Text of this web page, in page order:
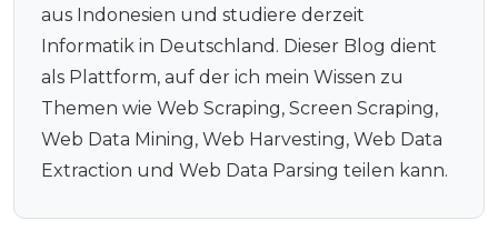
aus Indonesien und studiere derzeit
Informatik in Deutschland. Dieser Blog dient
als Plattform, auf der ich mein Wissen zu
Themen wie Web Scraping, Screen Scraping,
Web Data Mining, Web Harvesting, Web Data
Extraction und Web Data Parsing teilen kann.